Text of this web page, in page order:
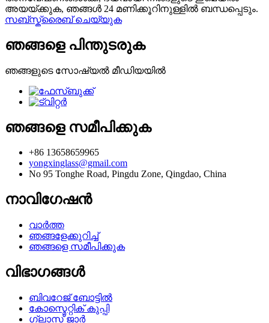
അയയ്ക്കുക, ഞങ്ങൾ 24 മണിക്കൂറിനുള്ളിൽ ബന്ധപ്പെടും.
സബ്സ്ക്രൈബ് ചെയ്യുക
ഞങ്ങളെ പിന്തുടരുക
ഞങ്ങളുടെ സോഷ്യൽ മീഡിയയിൽ
ഞങ്ങളെ സമീപിക്കുക
+86 13658659965
yongxinglass@gmail.com
No 95 Tonghe Road, Pingdu Zone, Qingdao, China
നാവിഗേഷൻ
വാർത്ത
ഞങ്ങളേക്കുറിച്ച്
ഞങ്ങളെ സമീപിക്കുക
വിഭാഗങ്ങൾ
ബിവറേജ് ബോട്ടിൽ
കോസ്മെറ്റിക് കുപ്പി
ഗ്ലാസ് ജാർ